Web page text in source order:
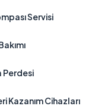
Servisi
Perdesi
Kazanım Cihazları